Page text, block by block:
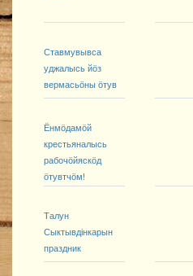
Ставмувывса
уджалысь йӧз
вермасьӧны ӧтув
Ёнмӧдамӧй
крестьяналысь
рабочӧйяскӧд
ӧтувтчӧм!
Талун
Сыктывдінкарын
праздник